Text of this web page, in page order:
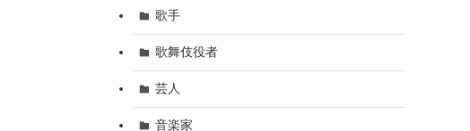
歌手
歌舞伎役者
芸人
音楽家